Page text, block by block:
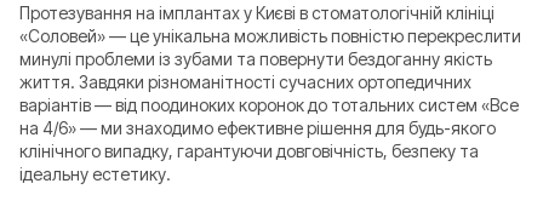
Протезування на імплантах у Києві в стоматологічній клініці
«Соловей» — це унікальна можливість повністю перекреслити
минулі проблеми із зубами та повернути бездоганну якість
життя. Завдяки різноманітності сучасних ортопедичних
варіантів — від поодиноких коронок до тотальних систем «Все
на 4/6» — ми знаходимо ефективне рішення для будь-якого
клінічного випадку, гарантуючи довговічність, безпеку та
ідеальну естетику.